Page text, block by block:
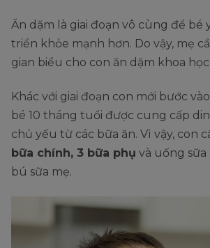
Ăn dặm là giai đoạn vô cùng để bé
triển khỏe mạnh hơn. Do vậy, mẹ
gian biểu cho con ăn dặm khoa
Khác với giai đoạn con mới bước
bé 10 tháng tuổi được cung cấp
chủ yếu từ các bữa ăn. Vì vậy, con
bữa chính, 3 bữa phụ và uống
bú sữa mẹ.